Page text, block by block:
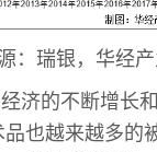
：瑞银，华经
济的不断增长
也越来越多的